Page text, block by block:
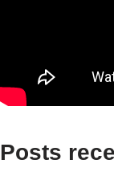
Posts